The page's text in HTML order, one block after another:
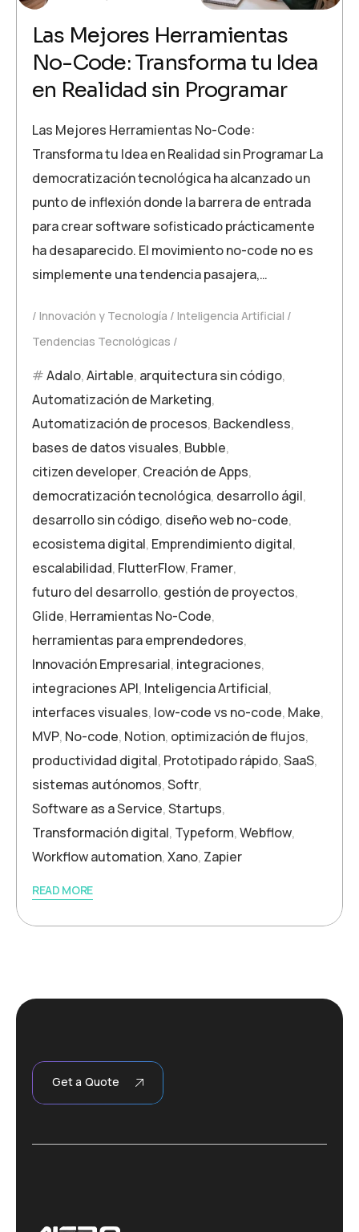
Las Mejores Herramientas
No-Code: Transforma tu Idea
en Realidad sin Programar
Las Mejores Herramientas No-Code:
Transforma tu Idea en Realidad sin Programar La
democratización tecnológica ha alcanzado un
punto de inflexión donde la barrera de entrada
para crear software sofisticado prácticamente
ha desaparecido. El movimiento no-code no es
simplemente una tendencia pasajera,…
Innovación y Tecnología
Inteligencia Artificial
Tendencias Tecnológicas
Adalo,Airtable, arquitectura sin código,
Automatización de Marketing,
Automatización de procesos, Backendless,
bases de datos visuales, Bubble,
citizen developer, Creación de Apps,
democratización tecnológica, desarrollo ágil,
desarrollo sin código, diseño web no-code,
ecosistema digital, Emprendimiento digital,
escalabilidad, FlutterFlow, Framer,
futuro del desarrollo, gestión de proyectos,
Glide, Herramientas No-Code,
herramientas para emprendedores,
Innovación Empresarial, integraciones,
integraciones API, Inteligencia Artificial,
interfaces visuales, low-code vs no-code, Make,
MVP, No-code, Notion, optimización de flujos,
productividad digital, Prototipado rápido,SaaS,
sistemas autónomos,Softr,
Software as a Service,Startups,
Transformación digital, Typeform,Webflow,
Workflow automation,Xano, Zapier
READ MORE
Get a Quote